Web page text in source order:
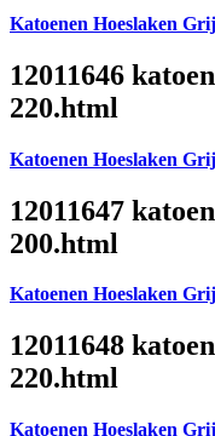
Katoenen Hoeslaken
12011646
220.html
Katoenen Hoeslaken
12011647
200.html
Katoenen Hoeslaken
12011648
220.html
Katoenen Hoeslaken